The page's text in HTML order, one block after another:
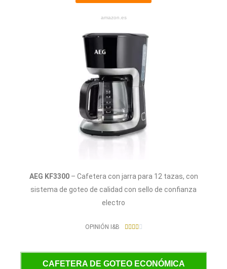
amazon.es
AEG KF3300– Cafetera con jarra para 12 tazas, con
sistema de goteo de calidad con sello de confianza
electro
OPINIÓN I&B 4
CAFETERA DE GOTEO ECONÓMICA